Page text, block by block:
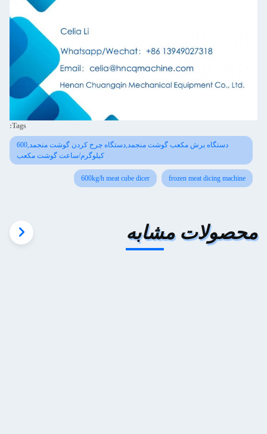
Tags:
دستگاه برش مکعب گوشت منجمد,دستگاه چرخ کردن گوشت منجمد,600
کیلوگرم/ساعت گوشت مکعب
frozen meat dicing machine
600kg/h meat cube dicer
محصولات مشابه